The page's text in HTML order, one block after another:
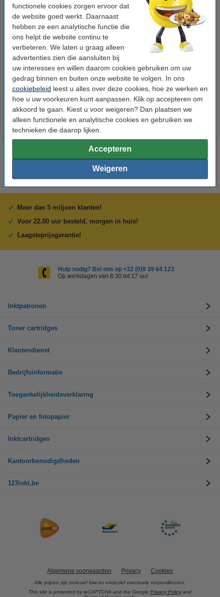
functionele cookies zorgen ervoor dat
de website goed werkt. Daarnaast
hebben ze een analytische functie die
ons helpt de website continu te
verbeteren. We laten u graag alleen
advertenties zien die aansluiten bij
uw interesses en willen daarom cookies gebruiken om uw
gedrag binnen en buiten onze website te volgen. In ons
cookiebeleid leest u alles over deze cookies, hoe ze werken en
hoe u uw voorkeuren kunt aanpassen. Klik op accepteren om
akkoord te gaan. Kiest u voor weigeren? Dan plaatsen we
alleen functionele en analytische cookies en gebruiken we
technieken die daarop lijken.
Accepteren
Weigeren
123accu Xtreme Power MN1500
Penlite AA batterij 24 stuks
€ 14,95 Incl. 21% btw
500 vellen A4 - 80 g/m²
€ 7,25 Incl. 21% btw
Meer dan 5 miljoen klanten!
Voor 22.00 uur besteld, morgen in huis!
Laagsteprijsgarantie!
Hulp nodig? Bel ons op +32 (0)9 39 64 123
Op werkdagen van 8.30 tot 17 uur
Inktpatronen
Toner cartridges
Klantendienst
Bedrijfsinformatie
Toegankelijkheidsverklaring
Papier en fotopapier
Inktcartridges
Kantoorbenodigdheden
123inkt.be
Algemene voorwaarden Privacy Cookies
Alle prijzen zijn inclusief btw en exclusief eventuele verzendkosten.
This site is protected by reCAPTCHA and the Google Privacy Policy and